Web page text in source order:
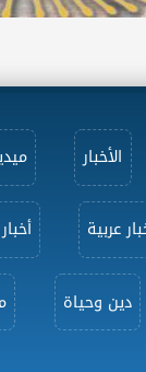
الأخبار
عربية
دين وحياة